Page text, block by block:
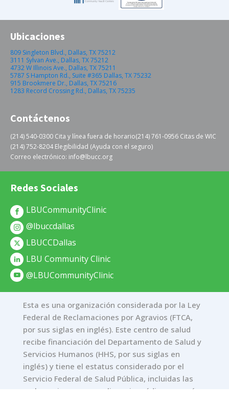
Ubicaciones
809 Singleton Blvd., Dallas, TX 75212
3111 Sylvan Ave., Dallas, TX 75212
4732 W Illinois Ave., Dallas, TX 75211
5787 S Hampton Rd., Suite #365 Dallas, TX 75232
915 Brookmere Dr., Dallas, TX 75216
1283 Record Crossing Rd., Dallas, TX 75235
Contáctenos
(214) 540-0300 Cita y línea fuera de horario(214) 761-0956 Citas de WIC
(214) 752-8204 Elegibilidad (Ayuda con el seguro)
Correo electrónico: info@lbucc.org
Redes Sociales
LBUCommunityClinic
@lbuccdallas
LBUCCDallas
LBU Community Clinic
@LBUCommunityClinic
Esta es una organización considerada por la Ley
Federal de Reclamaciones por Agravios (FTCA,
por sus siglas en inglés). Este centro de salud
recibe financiación del Departamento de Salud y
Servicios Humanos (HHS, por sus siglas en
inglés) y tiene el estatus considerado por el
Servicio Federal de Salud Pública, incluidas las
reclamaciones por negligencia médica, para sí